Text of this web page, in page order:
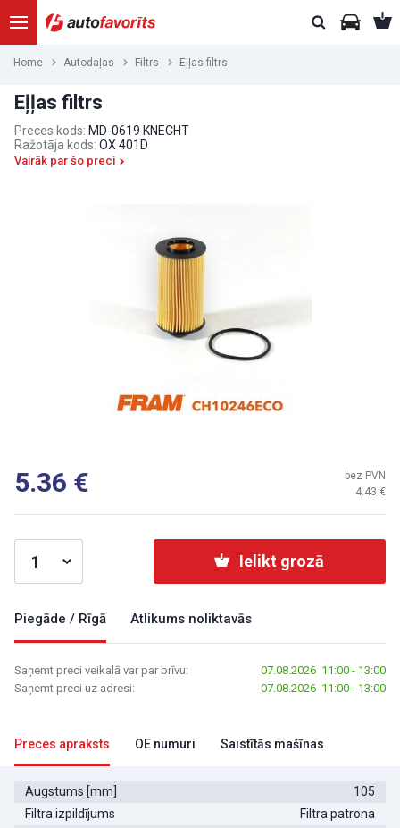
Home Autodaļas Filtrs Eļļas filtrs
Eļļas filtrs
Preces kods: MD-0619 KNECHT
Ražotāja kods: OX 401D
Vairāk par šo preci
5.36 4.43
bez PVN
Ielikt grozā
Piegāde / Rīgā Atlikums noliktavās
Saņemt preci veikalā var par brīvu:
07.08.2026 11:00 - 13:00
Saņemt preci uz adresi:
07.08.2026 11:00 - 13:00
Preces apraksts OE numuri Saistītās mašīnas
Augstums [mm]
105
Filtra izpildījums
Filtra patrona